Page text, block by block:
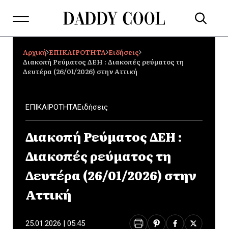
Αρχική ΕΠΙΚΑΙΡΟΤΗΤΑ Ειδήσεις
Διακοπή Ρεύματος ΔΕΗ : Διακοπές ρεύματος τη
Δευτέρα (26/01/2026) στην Αττική
ΕΠΙΚΑΙΡΟΤΗΤΑΕιδήσεις
Διακοπή Ρεύματος ΔΕΗ :
Διακοπές ρεύματος τη
Δευτέρα (26/01/2026) στην
Αττική
25.01.2026 | 05:45